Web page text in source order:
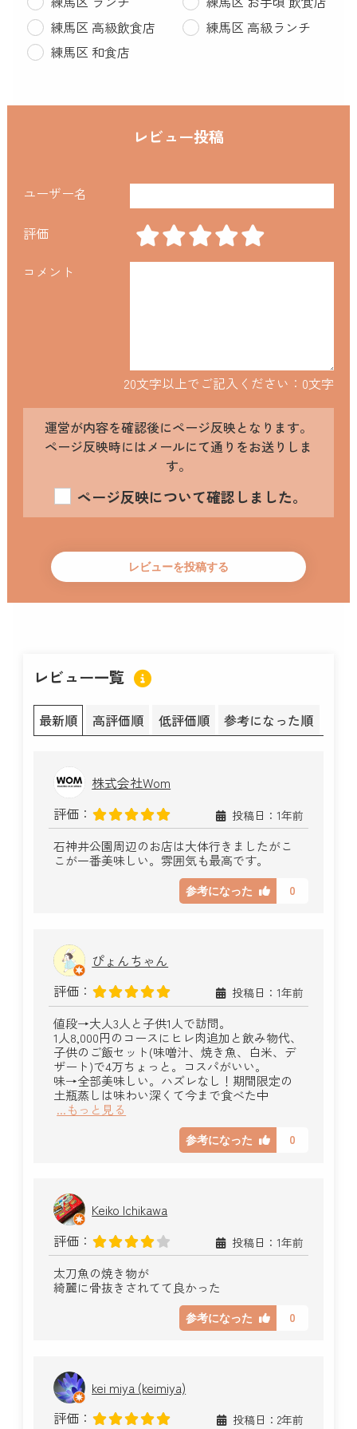
練馬区 高級飲食店
練馬区 高級ランチ
練馬区 和食店
レビュー投稿
ユーザー名
評価
コメント
20文字以上でご記入ください： 0文字
運営が内容を確認後にページ反映となります。
ページ反映時にはメールにて通りをお送りしま
す。
ページ反映について確認しました。
レビュー一覧
最新順 高評価順 低評価順 参考になった順
株式会社Wom
評価：
投稿日：1年前
石神井公園周辺のお店は大体行きましたがこ
こが一番美味しい。雰囲気も最高です。
参考になった 0
ぴょんちゃん
評価：
投稿日：1年前
値段→大人3人と子供1人で訪問。
1人8,000円のコースにヒレ肉追加と飲み物代、
子供のご飯セット(味噌汁、焼き魚、白米、デ
ザート)で4万ちょっと。コスパがいい。
味→全部美味しい。ハズレなし！期間限定の
土瓶蒸しは味わい深くて今まで食べた中
...もっと見る
参考になった 0
Keiko Ichikawa
評価：
投稿日：1年前
太刀魚の焼き物が
綺麗に骨抜きされてて良かった
参考になった 0
kei miya (keimiya)
評価：
投稿日：2年前